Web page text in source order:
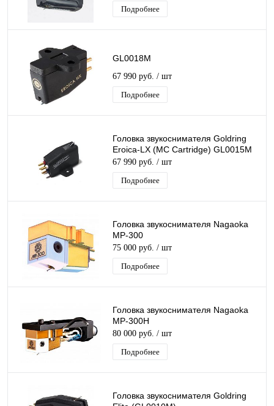
Подробнее
GL0018M
67 990 руб. / шт
Подробнее
Головка звукоснимателя Goldring
Eroica-LX (MC Cartridge) GL0015M
67 990 руб. / шт
Подробнее
Головка звукоснимателя Nagaoka
MP-300
75 000 руб. / шт
Подробнее
Головка звукоснимателя Nagaoka
MP-300H
80 000 руб. / шт
Подробнее
Головка звукоснимателя Goldring